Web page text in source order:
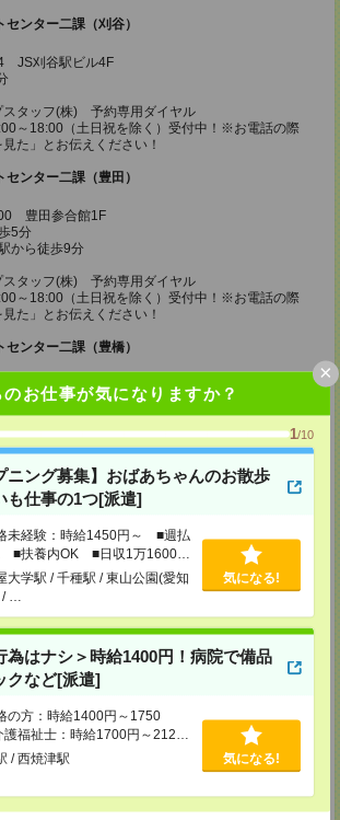
のお仕事が気になりますか？
1/10
ニング募集】おばあちゃんのお散歩
も仕事の1つ[派遣]
未経験：時給1450円～ ■週払
■扶養内OK ■日収1万1600円
大学駅 / 千種駅 / 東山公園(愛知
…
気になる!
為はナシ＞時給1400円！病院で備品
クなど[派遣]
の方：時給1400円～1750
護福祉士：時給1700円～2125
任者以上：時給1500円～1875
/ 西焼津駅 気になる!
×
ンター二課（刈谷）
JS刈谷駅ビル4F
スタッフ(株) 予約専用ダイヤル
～18:00（土日祝を除く）受付中！※お電話の際
た」とお伝えください！
ンター二課（豊田）
豊田参合館1F
5分
から徒歩9分
スタッフ(株) 予約専用ダイヤル
～18:00（土日祝を除く）受付中！※お電話の際
た」とお伝えください！
ンター二課（豊橋）
68 静銀ニッセイ豊橋ビル5F
スタッフ(株) 予約専用ダイヤル
～18:00（土日祝を除く）受付中！※お電話の際
見た」とお伝えください！
センター二課（岡崎）
3分
スタッフ(株) 予約専用ダイヤル
～18:00（土日祝を除く）受付中！※お電話の際
見た」とお伝えください！
センター（浜松）
2 浜松アクトタワー11F
スタッフ(株) 予約専用ダイヤル
～18:00（土日祝を除く）受付中！※お電話の際
た」とお伝えください！